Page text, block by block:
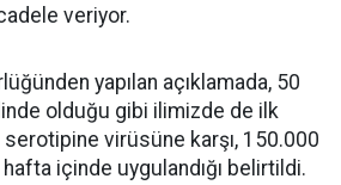
veriyor.
yapılan açıklamada, 50
olduğu gibi ilimizde de ilk
virüsüne karşı, 150.000
hafta içinde uygulandığı belirtildi.